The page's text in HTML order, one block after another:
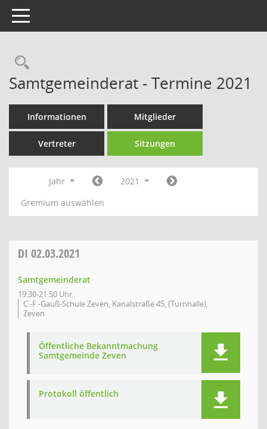
Toggle navigation
Rechercheauswahl
Samtgemeinderat - Termine 2021
Informationen Mitglieder
Vertreter Sitzungen
Jahr
2021
Gremium auswählen
DI 02.03.2021
Samtgemeinderat
19:30-21:50 Uhr
C.-F.-Gauß-Schule Zeven, Kanalstraße 45, (Turnhalle),
Zeven
Öffentliche Bekanntmachung
Samtgemeinde Zeven
Protokoll öffentlich